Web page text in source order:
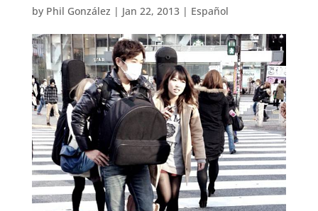
by Phil González | Jan 22, 2013| Español